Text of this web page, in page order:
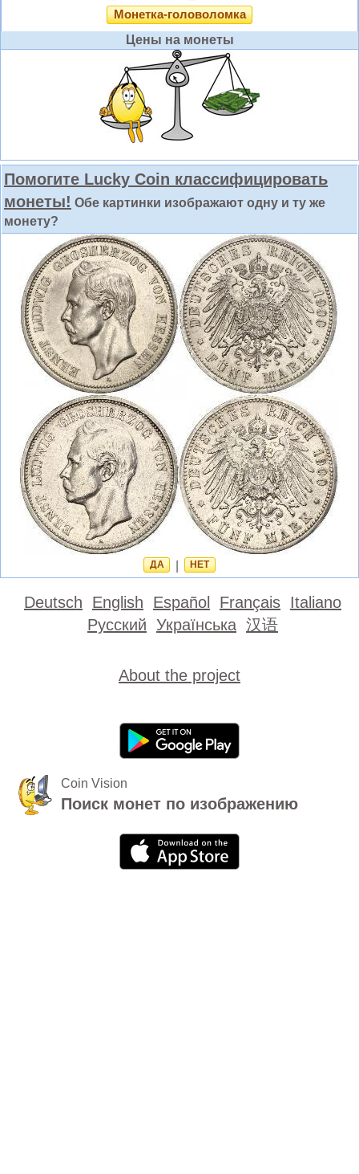
Монетка-головоломка
Цены на монеты
Помогите Lucky Coin классифицировать
монеты! Обе картинки изображают одну и ту же
монету?
ДА НЕТ
Deutsch English Español Français Italiano
Русский Українська 汉语
About the project
Coin Vision
Поиск монет по изображению